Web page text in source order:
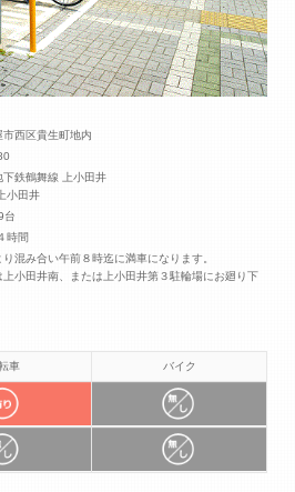
西区貴生町地内
下鉄鶴舞線 上小田井
小田井
台
時間
混み合い午前８時迄に満車になります。
上小田井南、または上小田井第３駐輪場にお廻り下
車 バイク